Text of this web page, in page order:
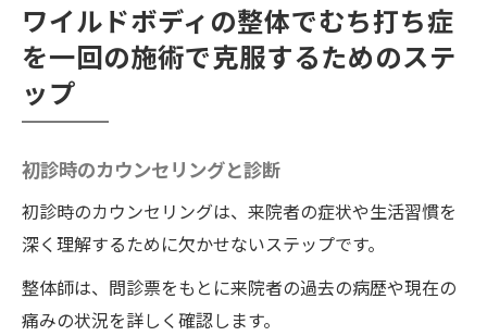
ワイルドボディの整体でむち打ち症
を一回の施術で克服するためのステ
ップ
初診時のカウンセリングと診断
初診時のカウンセリングは、来院者の症状や生活習慣を
深く理解するために欠かせないステップです。
整体師は、問診票をもとに来院者の過去の病歴や現在の
痛みの状況を詳しく確認します。